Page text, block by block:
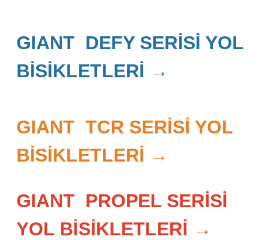
GIANT DEFY SERİSİ YOL
BİSİKLETLERİ →
GIANT TCR SERİSİ YOL
BİSİKLETLERİ →
GIANT PROPEL SERİSİ
YOL BİSİKLETLERİ →